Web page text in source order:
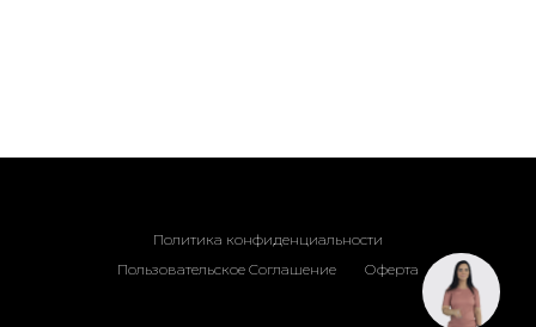
Политика конфиденциальности
Пользовательское Соглашение
Оферта